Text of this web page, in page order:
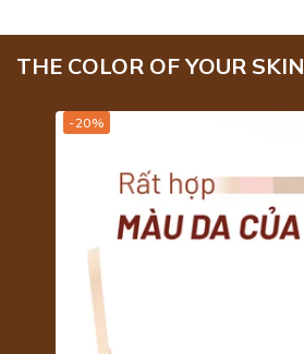
THE COLOR OF YOUR SKIN
-20%